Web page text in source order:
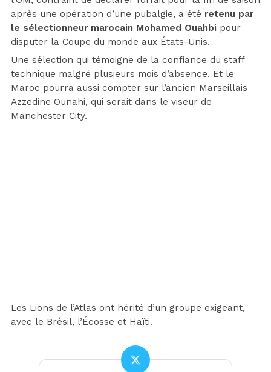
après une opération d’une pubalgie, a été retenu par
le sélectionneur marocain Mohamed Ouahbi pour
disputer la Coupe du monde aux États-Unis.
Une sélection qui témoigne de la confiance du staff
technique malgré plusieurs mois d’absence. Et le
Maroc pourra aussi compter sur l’ancien Marseillais
Azzedine Ounahi, qui serait dans le viseur de
Manchester City.
Les Lions de l’Atlas ont hérité d’un groupe exigeant,
avec le Brésil, l’Écosse et Haïti.